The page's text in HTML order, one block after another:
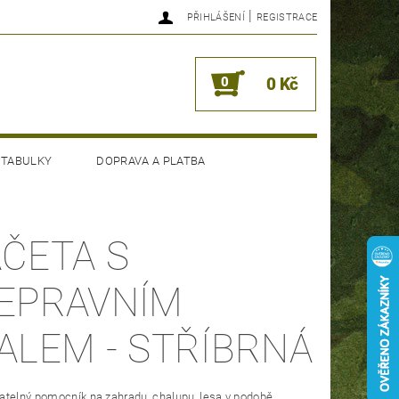
PŘIHLÁŠENÍ | REGISTRACE
0 0 Kč
DOPRAVA A PLATBA
S
- STŘÍBRNÁ